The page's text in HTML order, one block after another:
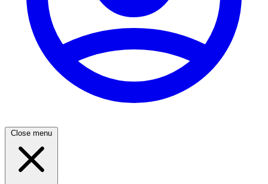
Close menu